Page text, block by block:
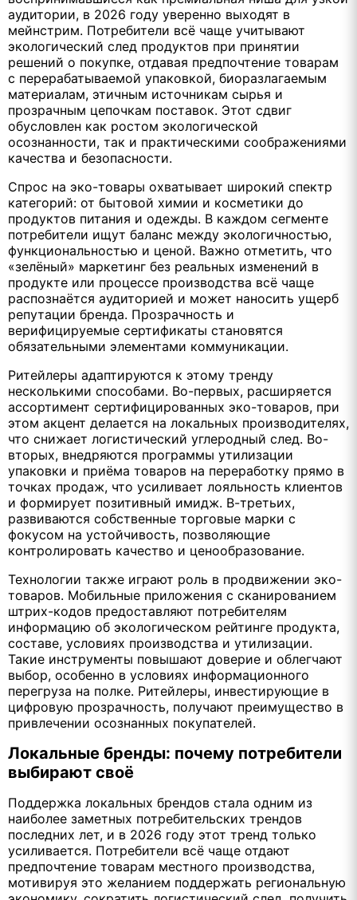
аудитории, в 2026 году уверенно выходят в
мейнстрим. Потребители всё чаще учитывают
экологический след продуктов при принятии
решений о покупке, отдавая предпочтение товарам
с перерабатываемой упаковкой, биоразлагаемым
материалам, этичным источникам сырья и
прозрачным цепочкам поставок. Этот сдвиг
обусловлен как ростом экологической
осознанности, так и практическими соображениями
качества и безопасности.
Спрос на эко-товары охватывает широкий спектр
категорий: от бытовой химии и косметики до
продуктов питания и одежды. В каждом сегменте
потребители ищут баланс между экологичностью,
функциональностью и ценой. Важно отметить, что
«зелёный» маркетинг без реальных изменений в
продукте или процессе производства всё чаще
распознаётся аудиторией и может наносить ущерб
репутации бренда. Прозрачность и
верифицируемые сертификаты становятся
обязательными элементами коммуникации.
Ритейлеры адаптируются к этому тренду
несколькими способами. Во-первых, расширяется
ассортимент сертифицированных эко-товаров, при
этом акцент делается на локальных производителях,
что снижает логистический углеродный след. Во-
вторых, внедряются программы утилизации
упаковки и приёма товаров на переработку прямо в
точках продаж, что усиливает лояльность клиентов
и формирует позитивный имидж. В-третьих,
развиваются собственные торговые марки с
фокусом на устойчивость, позволяющие
контролировать качество и ценообразование.
Технологии также играют роль в продвижении эко-
товаров. Мобильные приложения с сканированием
штрих-кодов предоставляют потребителям
информацию об экологическом рейтинге продукта,
составе, условиях производства и утилизации.
Такие инструменты повышают доверие и облегчают
выбор, особенно в условиях информационного
перегруза на полке. Ритейлеры, инвестирующие в
цифровую прозрачность, получают преимущество в
привлечении осознанных покупателей.
Локальные бренды: почему потребители
выбирают своё
Поддержка локальных брендов стала одним из
наиболее заметных потребительских трендов
последних лет, и в 2026 году этот тренд только
усиливается. Потребители всё чаще отдают
предпочтение товарам местного производства,
мотивируя это желанием поддержать региональную